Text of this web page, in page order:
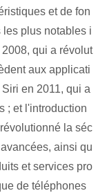
et de fon
plus notables i
qui a révolut
aux applicati
en 2011, qui a
; et l'introduction
la séc
ainsi qu
et services pro
de téléphones